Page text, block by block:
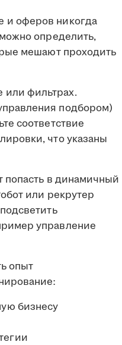
и оферов никогда
определить,
мешают проходить
фильтрах.
подбором)
соответствие
что указаны
попасть в динамичный
или рекрутер
управление
опыт
бизнесу